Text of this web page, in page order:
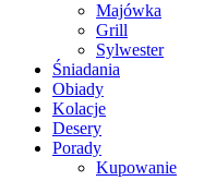
Majówka
Grill
Sylwester
Śniadania
Obiady
Kolacje
Desery
Porady
Kupowanie